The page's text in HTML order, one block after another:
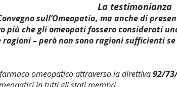
La testimonianza
sull’Omeopatia, ma anche di
più che gli omeopati fossero considerati
– però non sono ragioni sufficienti
omeopatico attraverso la direttiva92/